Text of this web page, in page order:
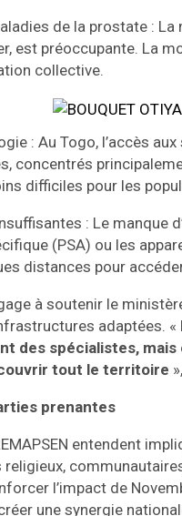
de la prostate :
est préoccupante. La
collective.
: Au Togo, l’accès
concentrés
difficiles pour les
: Le manque
(PSA) ou les
distances pour
à soutenir le
adaptées. «
des spécialistes,
tout le territoire
prenantes
entendent
l’impact de
une synergie